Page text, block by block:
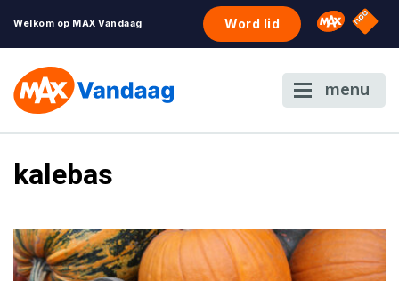
Welkom op MAX Vandaag Word lid Omroep
NPO
menu
kalebas